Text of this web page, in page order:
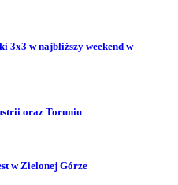
3x3 w najbliższy weekend w
oraz Toruniu
w Zielonej Górze